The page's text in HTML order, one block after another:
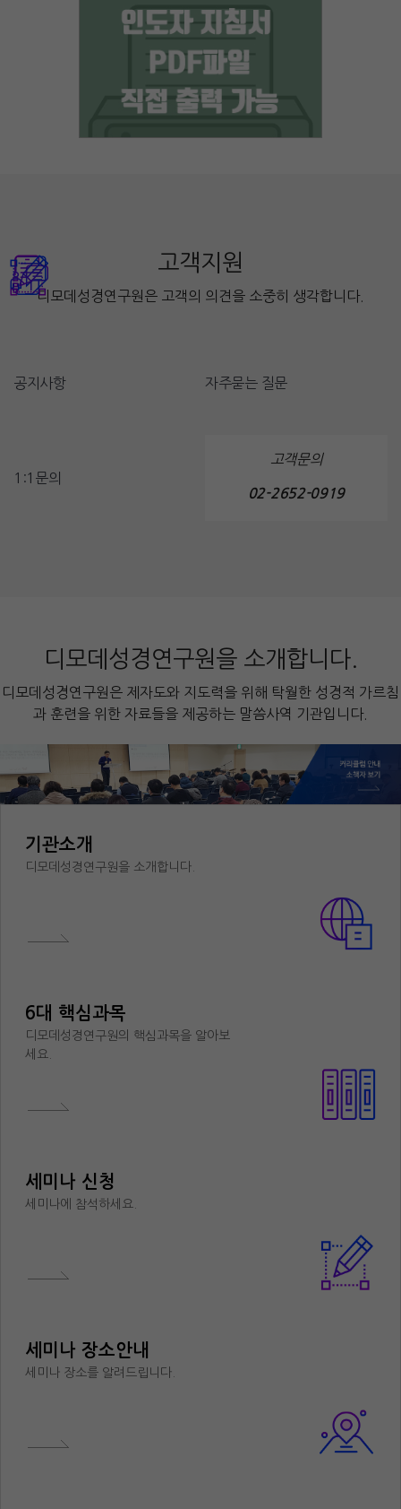
고객지원
디모데성경연구원은 고객의 의견을 소중히 생각합니다.
공지사항 자주묻는 질문
1:1문의
고객문의
02-2652-0919
디모데성경연구원을 소개합니다.
디모데성경연구원은 제자도와 지도력을 위해 탁월한 성경적 가르침
과 훈련을 위한 자료들을 제공하는 말씀사역 기관입니다.
기관소개
디모데성경연구원을 소개합니다.
6대 핵심과목
디모데성경연구원의 핵심과목을 알아보
세요.
세미나 신청
세미나에 참석하세요.
세미나 장소안내
세미나 장소를 알려드립니다.